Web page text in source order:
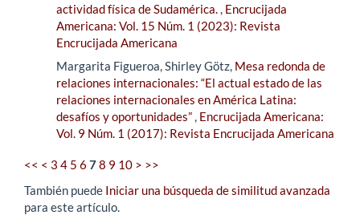
actividad física de Sudamérica., Encrucijada
Americana: Vol. 15 Núm. 1 (2023): Revista
Encrucijada Americana
Margarita Figueroa, Shirley Götz, Mesa redonda de
relaciones internacionales: “El actual estado de las
relaciones internacionales en América Latina:
desafíos y oportunidades”, Encrucijada Americana:
Vol. 9 Núm. 1 (2017): Revista Encrucijada Americana
<< < 3 4 5 6 78 9 10 > >>
También puede Iniciar una búsqueda de similitud avanzada
para este artículo.